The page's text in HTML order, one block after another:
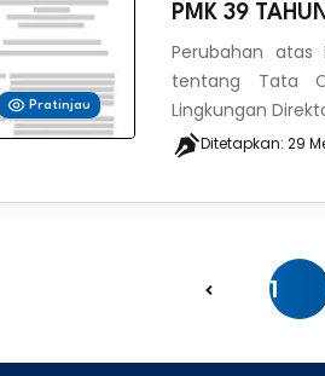
Pratinjau
PMK 39
Perubahan atas
tentang Tata
Lingkungan
Ditetapkan:29
1